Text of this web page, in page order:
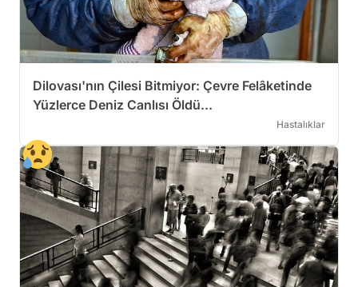
Dilovası'nın Çilesi Bitmiyor: Çevre Felâketinde
Yüzlerce Deniz Canlısı Öldü...
Hastalıklar